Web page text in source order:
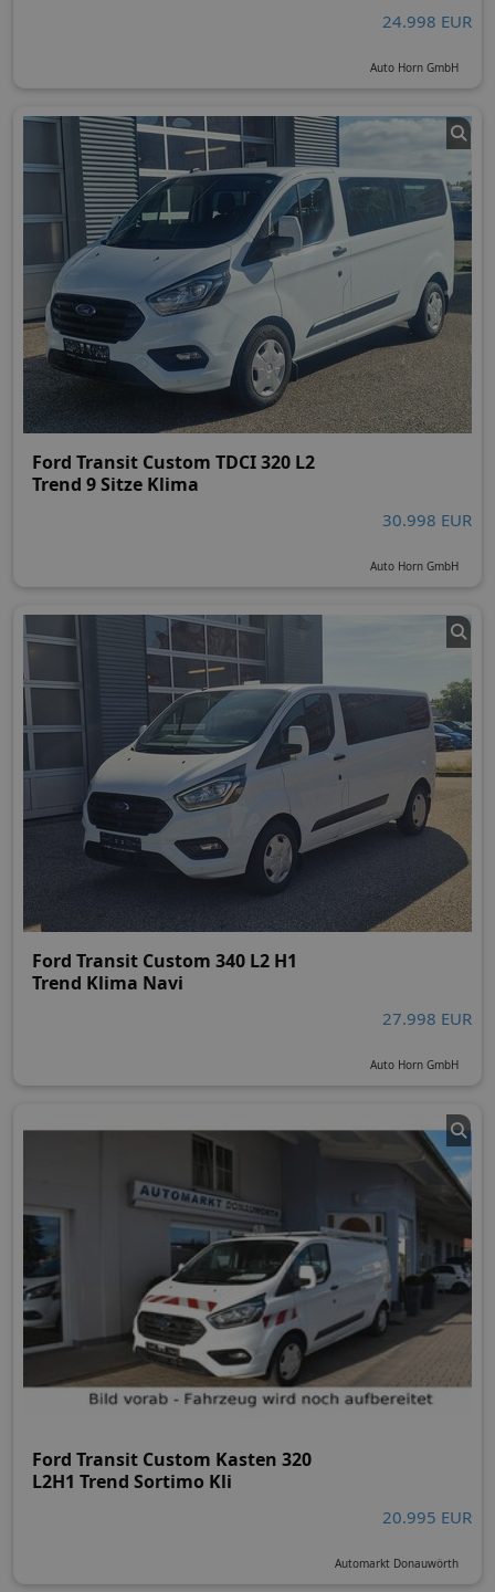
24.998 EUR
Auto Horn GmbH
Ford Transit Custom TDCI 320 L2
Trend 9 Sitze Klima
30.998 EUR
Auto Horn GmbH
Ford Transit Custom 340 L2 H1
Trend Klima Navi
27.998 EUR
Auto Horn GmbH
Ford Transit Custom Kasten 320
L2H1 Trend Sortimo Kli
20.995 EUR
Automarkt Donauwörth